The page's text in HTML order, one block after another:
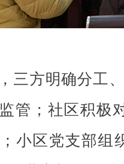
三方明确分工
管；社区积极
小区党支部组